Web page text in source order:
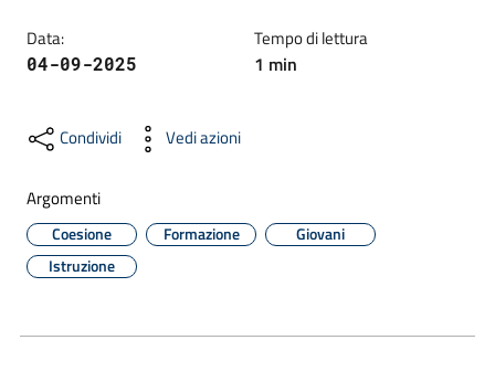
Partecipazione
Approfondimenti
Data:
04-09-2025
Tempo di lettura
1 min
Condividi Vedi azioni
Argomenti
Coesione Formazione
Giovani
Istruzione